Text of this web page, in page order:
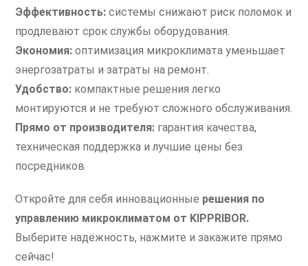
Эффективность: системы снижают риск поломок и
продлевают срок службы оборудования.
Экономия: оптимизация микроклимата уменьшает
энергозатраты и затраты на ремонт.
Удобство: компактные решения легко
монтируются и не требуют сложного обслуживания.
Прямо от производителя: гарантия качества,
техническая поддержка и лучшие цены без
посредников.
Откройте для себя инновационные решения по
управлению микроклиматом от KIPPRIBOR.
Выберите надёжность, нажмите и закажите прямо
сейчас!